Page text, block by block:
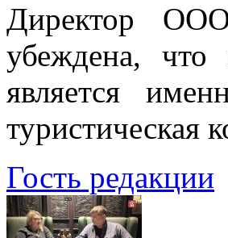
Директор
убеждена, что
является
туристическая
Гость редакции